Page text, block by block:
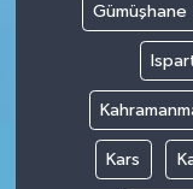
Gümüşhane
Kars